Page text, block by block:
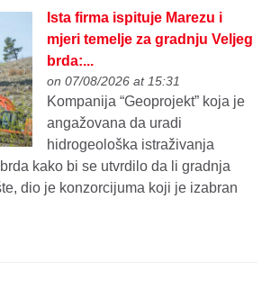
Ista firma ispituje Marezu i
mjeri temelje za gradnju Veljeg
brda:...
on 07/08/2026 at 15:31
Kompanija “Geoprojekt” koja je
angažovana da uradi
hidrogeološka istraživanja
kako bi se utvrdilo da li gradnja
dio je konzorcijuma koji je izabran